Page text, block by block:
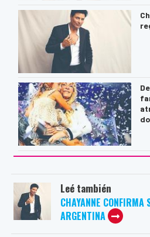
Leé también
CHAYANNE CONFIRMA
ARGENTINA